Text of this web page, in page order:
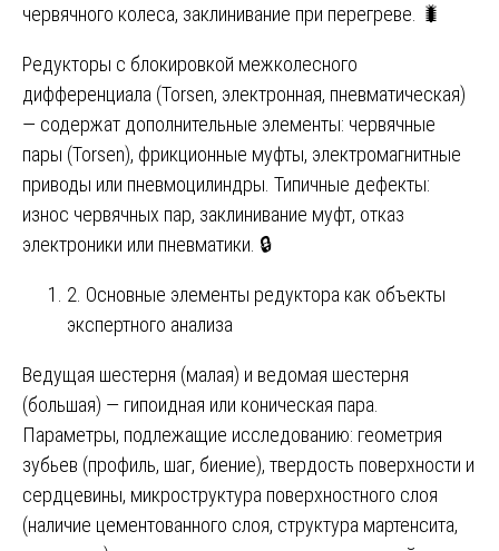
червячного колеса, заклинивание при перегреве. 🐛
Редукторы с блокировкой межколесного
дифференциала (Torsen, электронная, пневматическая)
— содержат дополнительные элементы: червячные
пары (Torsen), фрикционные муфты, электромагнитные
приводы или пневмоцилиндры. Типичные дефекты:
износ червячных пар, заклинивание муфт, отказ
электроники или пневматики. 🔒
2. Основные элементы редуктора как объекты
экспертного анализа
Ведущая шестерня (малая) и ведомая шестерня
(большая) — гипоидная или коническая пара.
Параметры, подлежащие исследованию: геометрия
зубьев (профиль, шаг, биение), твердость поверхности и
сердцевины, микроструктура поверхностного слоя
(наличие цементованного слоя, структура мартенсита,